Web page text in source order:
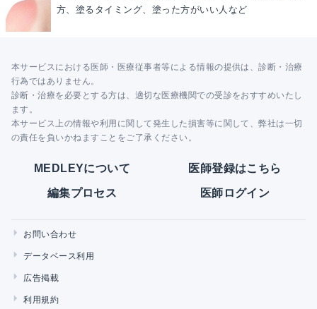
方、塗るタイミング、塗った方がいい人など
本サービスにおける医師・医療従事者等による情報の提供は、診断・治療
行為ではありません。
診断・治療を必要とする方は、適切な医療機関での受診をおすすめいたし
ます。
本サービス上の情報や利用に関して発生した損害等に関して、弊社は一切
の責任を負いかねますことをご了承ください。
MEDLEYについて 医師登録はこちら
編集プロセス 医師ログイン
お問い合わせ
データベース利用
広告掲載
利用規約